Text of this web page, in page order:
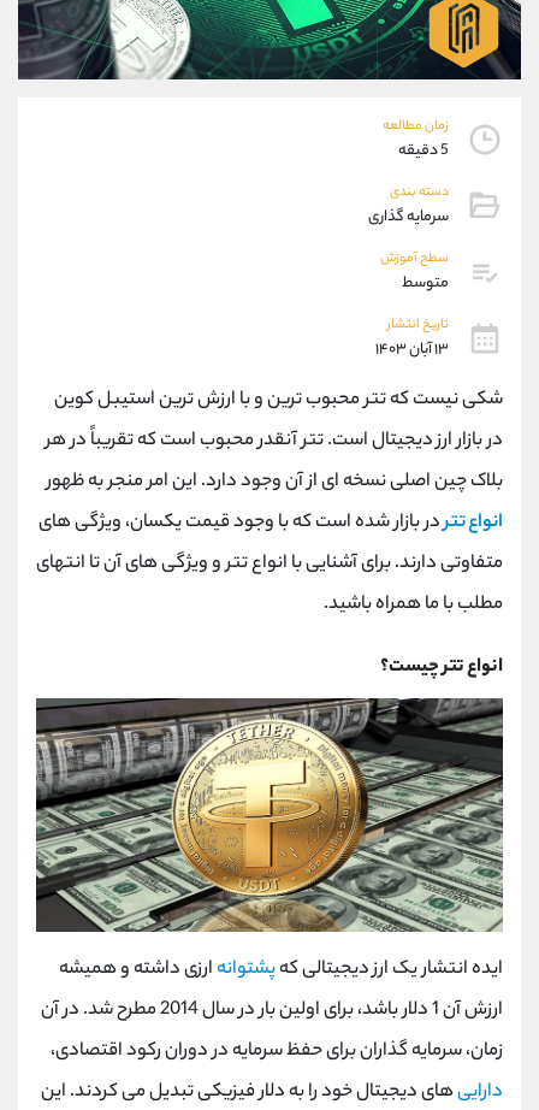
زمان مطالعه
5 دقیقه
دسته بندی
سرمایه گذاری
سطح آموزش
متوسط
تاریخ انتشار
۱۳ آبان ۱۴۰۳
شکی نیست که تتر محبوب ترین و با ارزش ترین استیبل کوین
در بازار ارز دیجیتال است. تتر آنقدر محبوب است که تقریباً در هر
بلاک چین اصلی نسخه ای از آن وجود دارد. این امر منجر به ظهور
انواع تتردر بازار شده است که با وجود قیمت یکسان، ویژگی های
متفاوتی دارند. برای آشنایی با انواع تتر و ویژگی های آن تا انتهای
مطلب با ما همراه باشید.
انواع تتر چیست؟
ایده انتشار یک ارز دیجیتالی کهپشتوانه ارزی داشته و همیشه
ارزش آن 1 دلار باشد، برای اولین بار در سال 2014 مطرح شد. در آن
زمان، سرمایه گذاران برای حفظ سرمایه در دوران رکود اقتصادی،
داراییهای دیجیتال خود را به دلار فیزیکی تبدیل می کردند. این
09101364784
واتساپ شروع گفتگو
تلگرام @Armteam_admin_104
پشتیبان فروش
موبایل
اطلاعات تماس
تلفن 021-22021030
021-22021040
بدون پیش شماره
اینستاگرام @alireza.mehrabii
کانال تلگرام @alirezamehrabi_com
@alirezamehrabi_official